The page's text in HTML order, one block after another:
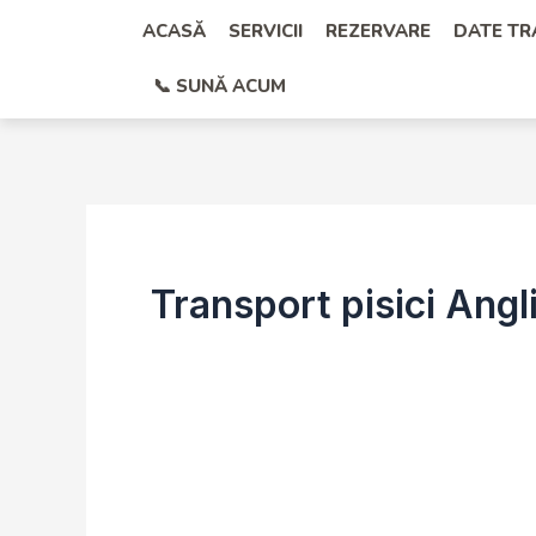
ACASĂ SERVICII REZERVARE DATE
📞 SUNĂ ACUM
Transport pisici